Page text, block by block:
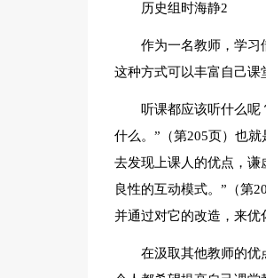
历史组时海静2
作为一名教师，学习
这种方式可以丰富自己课
听课都应该听什么
什么。”（第205页）也
去发现上课人的优点，
良性的互动模式。”（第
并通过对它的改造，来优
在汲取其他教师的优